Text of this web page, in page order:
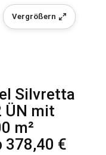
Vergrößern
Silvretta
ÜN mit
m²
378,40 €